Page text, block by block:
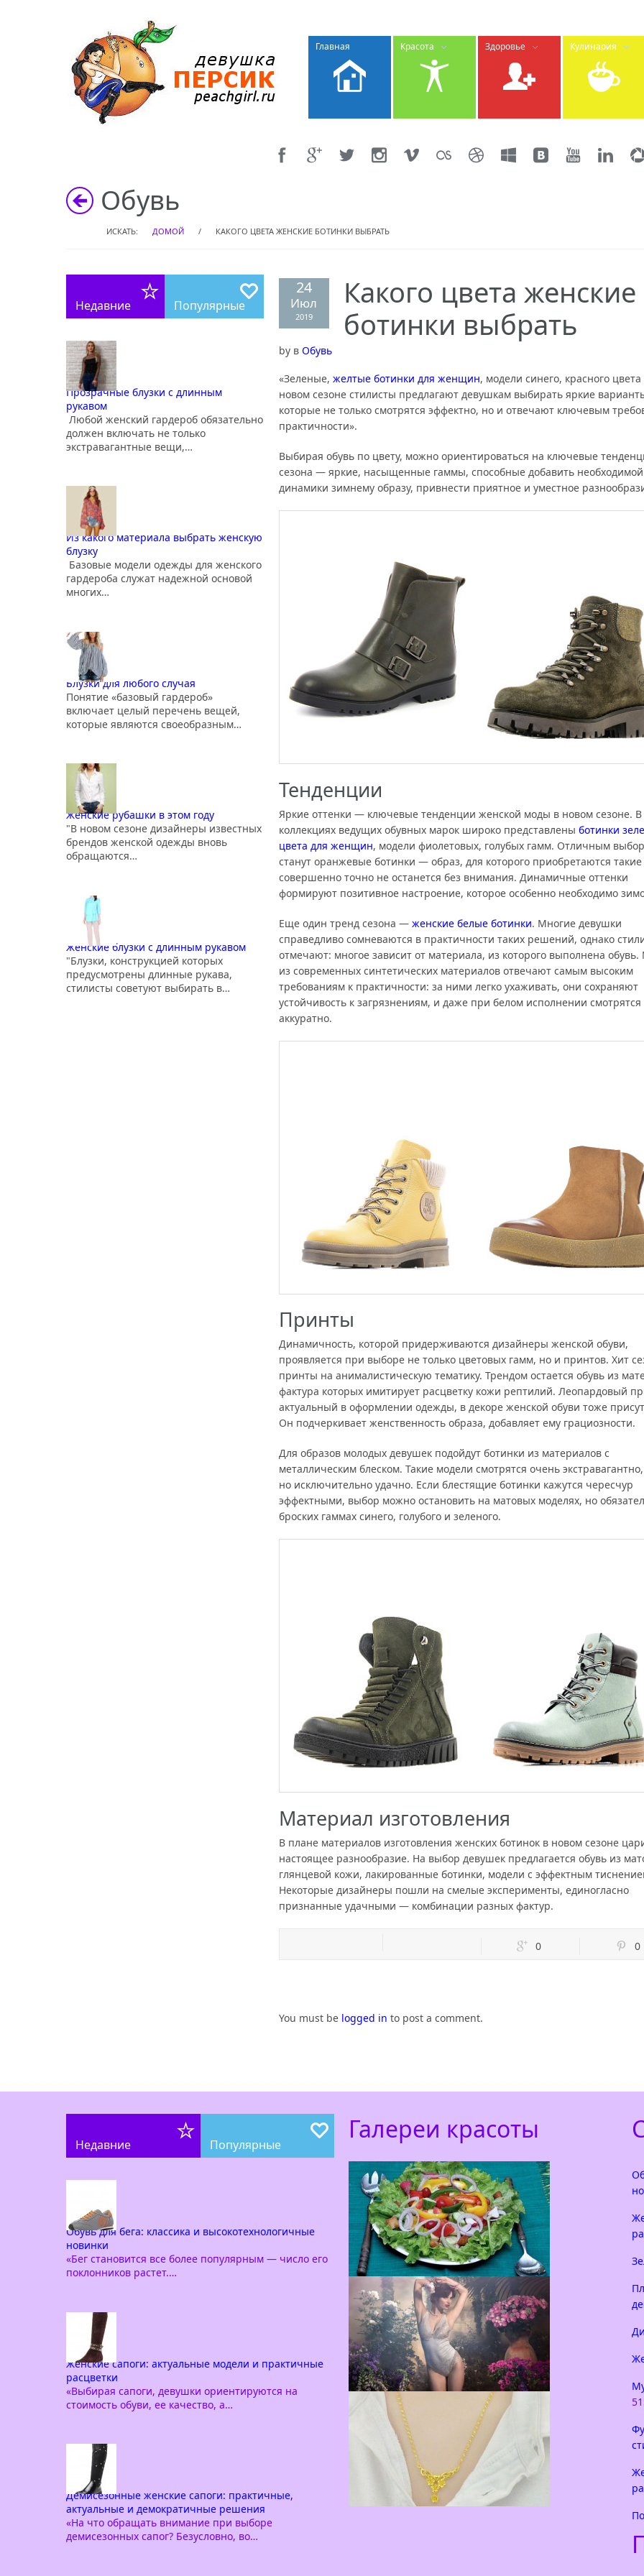
Главная Красота Здоровье Кулинария
Обувь
ИСКАТЬ: ДОМОЙ / КАКОГО ЦВЕТА ЖЕНСКИЕ БОТИНКИ ВЫБРАТЬ
24
Июл
2019
Какого цвета женские
ботинки выбрать
by в Обувь
«Зеленые, желтые ботинки для женщин, модели синего, красного
новом сезоне стилисты предлагают девушкам выбирать яркие
которые не только смотрятся эффектно, но и отвечают ключевым
практичности».
Выбирая обувь по цвету, можно ориентироваться на ключевые
сезона — яркие, насыщенные гаммы, способные добавить необходимой
динамики зимнему образу, привнести приятное и уместное
Тенденции
Яркие оттенки — ключевые тенденции женской моды в новом сезоне. В
коллекциях ведущих обувных марок широко представлены ботинки
цвета для женщин, модели фиолетовых, голубых гамм. Отличным
станут оранжевые ботинки — образ, для которого приобретаются
совершенно точно не останется без внимания. Динамичные оттенки
формируют позитивное настроение, которое особенно необходимо
Еще один тренд сезона — женские белые ботинки. Многие девушки
справедливо сомневаются в практичности таких решений, однако
отмечают: многое зависит от материала, из которого выполнена
из современных синтетических материалов отвечают самым высоким
требованиям к практичности: за ними легко ухаживать, они сохраняют
устойчивость к загрязнениям, и даже при белом исполнении
аккуратно.
Принты
Динамичность, которой придерживаются дизайнеры женской обуви,
проявляется при выборе не только цветовых гамм, но и принтов. Хит
принты на анималистическую тематику. Трендом остается обувь из
фактура которых имитирует расцветку кожи рептилий. Леопардовый
актуальный в оформлении одежды, в декоре женской обуви тоже
Он подчеркивает женственность образа, добавляет ему грациозности.
Для образов молодых девушек подойдут ботинки из материалов с
металлическим блеском. Такие модели смотрятся очень
но исключительно удачно. Если блестящие ботинки кажутся чересчур
эффектными, выбор можно остановить на матовых моделях, но
броских гаммах синего, голубого и зеленого.
Материал изготовления
В плане материалов изготовления женских ботинок в новом сезоне
настоящее разнообразие. На выбор девушек предлагается обувь из
глянцевой кожи, лакированные ботинки, модели с эффектным
Некоторые дизайнеры пошли на смелые эксперименты, единогласно
признанные удачными — комбинации разных фактур.
0 0
You must be logged in to post a comment.
Недавние Популярные
Прозрачные блузки с длинным
рукавом
Любой женский гардероб обязательно
должен включать не только
экстравагантные вещи,…
Из какого материала выбрать женскую
блузку
Базовые модели одежды для женского
гардероба служат надежной основой
многих…
Блузки для любого случая
Понятие «базовый гардероб»
включает целый перечень вещей,
которые являются своеобразным…
Женские рубашки в этом году
"В новом сезоне дизайнеры известных
брендов женской одежды вновь
обращаются…
Женские блузки с длинным рукавом
"Блузки, конструкцией которых
предусмотрены длинные рукава,
стилисты советуют выбирать в…
Недавние Популярные
Обувь для бега: классика и высокотехнологичные
новинки
«Бег становится все более популярным — число его
поклонников растет.…
Женские сапоги: актуальные модели и практичные
расцветки
«Выбирая сапоги, девушки ориентируются на
стоимость обуви, ее качество, а…
Демисезонные женские сапоги: практичные,
актуальные и демократичные решения
«На что обращать внимание при выборе
демисезонных сапог? Безусловно, во…
Галереи красоты
Как красиво украсить салат
Салат — это то самое блюдо, которое мало
приготовить, его надо украсить. Вы
скажете, что любое блюдо не помешает
красиво
Белье Jolidon
Позвольте представить вам
исключительно интересную коллекцию
белье jolidon 2015. Вы часто слышите про
какой-то товар — Лучший выбор для
девушки! Однако